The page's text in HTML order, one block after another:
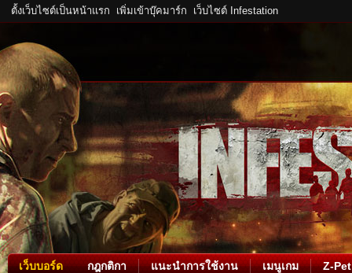
ตั้งเว็บไซต์เป็นหน้าแรก เพิ่มเข้าบุ๊คมาร์ก เว็บไซต์ Infestation
เว็บบอร์ด กฎกติกา แนะนำการใช้งาน เมนูเกม Z-Pet